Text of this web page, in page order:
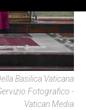
Basilica Vaticana
Fotografico -
Vatican Media